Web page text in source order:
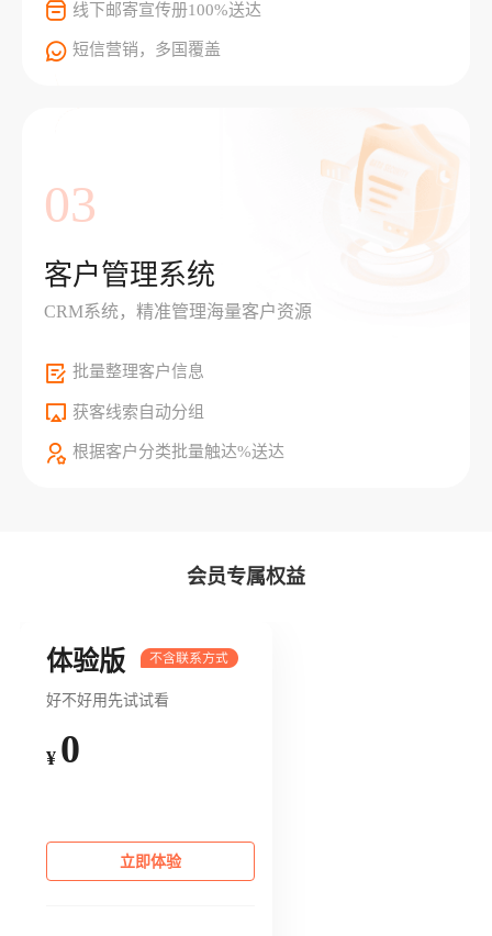
线下邮寄宣传册100%送达
短信营销，多国覆盖
03
客户管理系统
CRM系统，精准管理海量客户资源
批量整理客户信息
获客线索自动分组
根据客户分类批量触达%送达
会员专属权益
体验版
好不好用先试试看
¥ 0
立即体验